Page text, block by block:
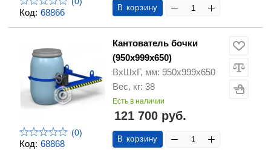
Код: 68866 В корзину
Код: 68868
(0)
Кантователь бочки
(950х999х650)
ВхШхГ, мм: 950х999х650
Вес, кг: 38
Есть в наличии
121 700 руб.
В корзину